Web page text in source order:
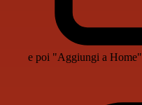
e poi "Aggiungi a Home"